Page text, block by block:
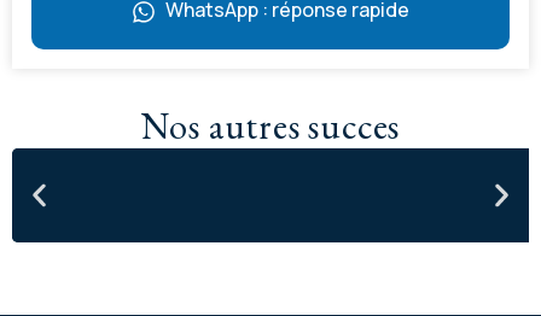
WhatsApp : réponse rapide
Nos autres succes